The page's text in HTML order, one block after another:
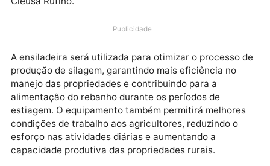
entrega de uma ensiladeira no valor de R$ 82 mil
de Palmares, atendendo à solicitação da parceira
Cleusa Rufino.
Publicidade
A ensiladeira será utilizada para otimizar o processo
produção de silagem, garantindo mais eficiência no
manejo das propriedades e contribuindo para a